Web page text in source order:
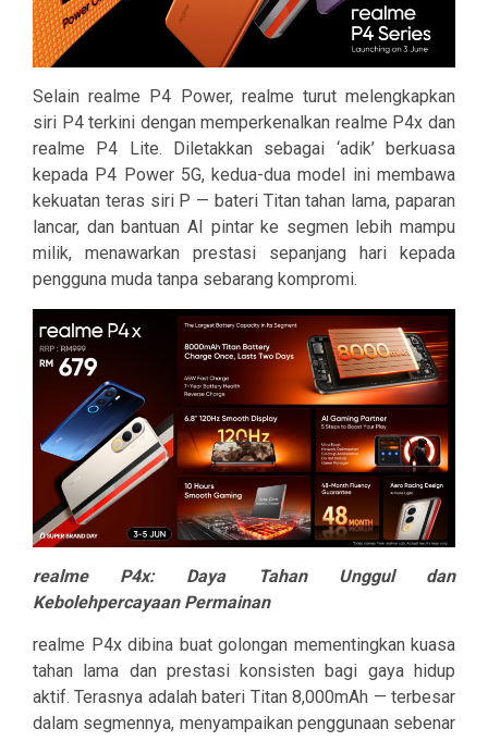
Selain realme P4 Power, realme turut melengkapkan
siri P4 terkini dengan memperkenalkan realme P4x dan
realme P4 Lite. Diletakkan sebagai ‘adik’ berkuasa
kepada P4 Power 5G, kedua-dua model ini membawa
kekuatan teras siri P — bateri Titan tahan lama, paparan
lancar, dan bantuan AI pintar ke segmen lebih mampu
milik, menawarkan prestasi sepanjang hari kepada
pengguna muda tanpa sebarang kompromi.
realme P4x: Daya Tahan Unggul dan
Kebolehpercayaan Permainan
realme P4x dibina buat golongan mementingkan kuasa
tahan lama dan prestasi konsisten bagi gaya hidup
aktif. Terasnya adalah bateri Titan 8,000mAh — terbesar
dalam segmennya, menyampaikan penggunaan sebenar